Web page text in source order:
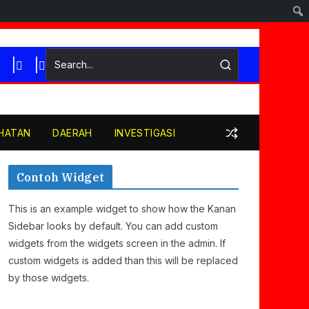
DAERAH INVESTIGASI
Contoh Widget
This is an example widget to show how the Kanan
Sidebar looks by default. You can add custom
widgets from the widgets screen in the admin. If
custom widgets is added than this will be replaced
by those widgets.